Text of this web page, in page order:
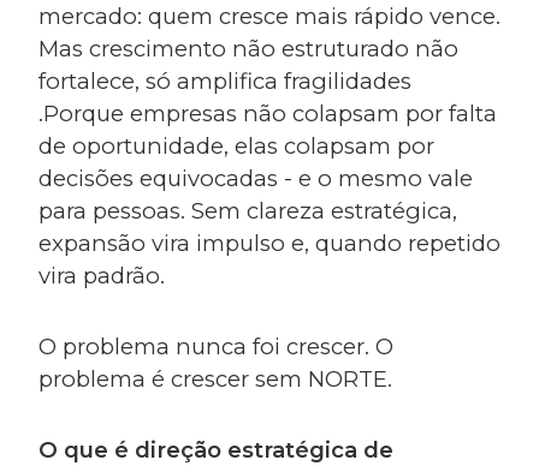
mercado: quem cresce mais rápido vence.
Mas crescimento não estruturado não
fortalece, só amplifica fragilidades
.Porque empresas não colapsam por falta
de oportunidade, elas colapsam por
decisões equivocadas - e o mesmo vale
para pessoas. Sem clareza estratégica,
expansão vira impulso e, quando repetido
vira padrão.
O problema nunca foi crescer. O
problema é crescer sem NORTE.
O que é direção estratégica de